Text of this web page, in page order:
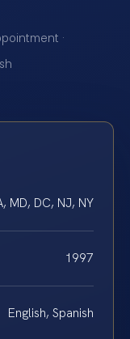
·
MD, DC, NJ, NY
1997
English, Spanish